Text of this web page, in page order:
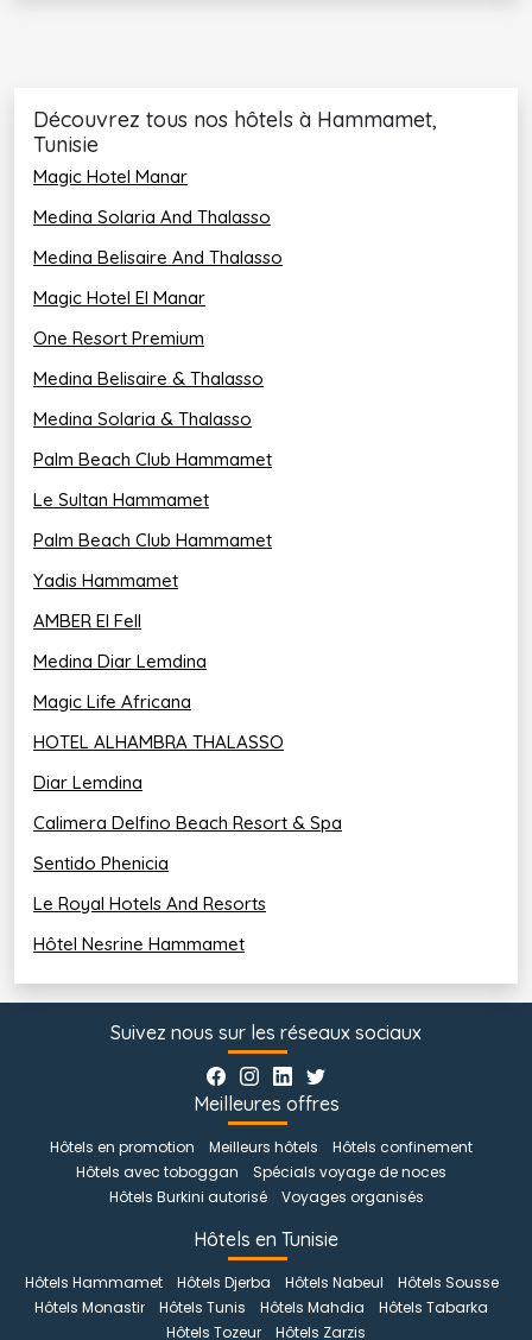
Restaurant principal : Un restaurant non-
fumeur avec une belle terrasse, qui propose un
orientale dans une ambiance chaleureuse.
Restaurant Bella Vita: Pour une cuisine
italienne savoureuse (du 1er avril au 31 octobre).
Restaurant Pêcheur: Pour déguster des
(ouvert de juin à septembre).
Restaurant de plage: Pour un repas léger ou
une boisson fraîche au bord de la mer (ouvert
vous détendre et prendre un verre sur la
terrasse ou dans un salon bar avec scène pour
au bord de la piscine et profiter du soleil.
Aqua-Bar: Pour se rafraîchir dans la piscine
avec un cocktail ou une boisson fraîche.
L'hôtel Steigenberger Marhaba Thalasso
loisirs pour toute la famille:
Centre de thalassothérapie "Five Senses": Des
soins à base des algues, des massages, un
hammam, un sauna, une piscine intérieure d'eau de
Accès à 4 piscines: 1 piscine pour enfants, 1 piscine
d'eau de mer de 340 m², 1 piscine d'eau douce pour
enfants et 1 piscine d'eau douce couverte de 150 m²
(chauffée en hiver).
Aire de jeux: Une aire de jeux où les enfants
Salle de sport: Pour garder la forme pendant votre
séjour au Steigenberger Marhaba Thalasso.
2 courts de tennis: Pour une partie de tennis entre
amis ou en famille.
Découvrez tous nos hôtels à Hammamet,
Tunisie
Magic Hotel Manar
Medina Solaria And Thalasso
Medina Belisaire And Thalasso
Magic Hotel El Manar
One Resort Premium
Medina Belisaire & Thalasso
Medina Solaria & Thalasso
Palm Beach Club Hammamet
Le Sultan Hammamet
Palm Beach Club Hammamet
Yadis Hammamet
AMBER El Fell
Medina Diar Lemdina
Magic Life Africana
HOTEL ALHAMBRA THALASSO
Diar Lemdina
Calimera Delfino Beach Resort & Spa
Sentido Phenicia
Le Royal Hotels And Resorts
Hôtel Nesrine Hammamet
Suivez nous sur les réseaux sociaux
Meilleures offres
Hôtels en promotion Meilleurs hôtels
Hôtels confinement
Hôtels avec toboggan
Spécials voyage de noces
Hôtels Burkini autorisé
Voyages organisés
Hôtels en Tunisie
Hôtels Hammamet Hôtels Djerba Hôtels Nabeul
Hôtels Sousse
Hôtels Monastir
Hôtels Tunis Hôtels Mahdia
Hôtels Tabarka
Hôtels Tozeur
Hôtels Zarzis